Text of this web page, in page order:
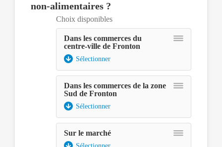
touches
non-alimentaires ?
Choix disponibles
Dans les commerces du
centre-ville de Fronton
Sélectionner
Dans les commerces de la zone
Sud de Fronton
Sélectionner
Sur le marché